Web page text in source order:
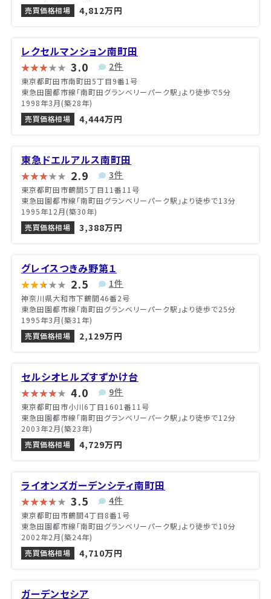
売買価格相場
4,812万円
レクセルマンション南町田
3.0 2件
東京都町田市南町田5丁目9番1号
東急田園都市線「南町田グランベリーパーク駅」より徒歩で5分
1998年3月(築28年)
売買価格相場
4,444万円
東急ドエルアルス南町田
2.9 3件
東京都町田市鶴間5丁目11番11号
東急田園都市線「南町田グランベリーパーク駅」より徒歩で13分
1995年12月(築30年)
売買価格相場
3,388万円
グレイスつきみ野第１
2.5 1件
神奈川県大和市下鶴間46番2号
東急田園都市線「南町田グランベリーパーク駅」より徒歩で25分
1995年3月(築31年)
売買価格相場
2,129万円
セルシオヒルズすずかけ台
4.0 9件
東京都町田市小川6丁目1601番11号
東急田園都市線「南町田グランベリーパーク駅」より徒歩で12分
2003年2月(築23年)
売買価格相場
4,729万円
ライオンズガーデンシティ南町田
3.5 4件
東京都町田市鶴間4丁目8番1号
東急田園都市線「南町田グランベリーパーク駅」より徒歩で10分
2002年2月(築24年)
売買価格相場
4,710万円
ガーデンセシア